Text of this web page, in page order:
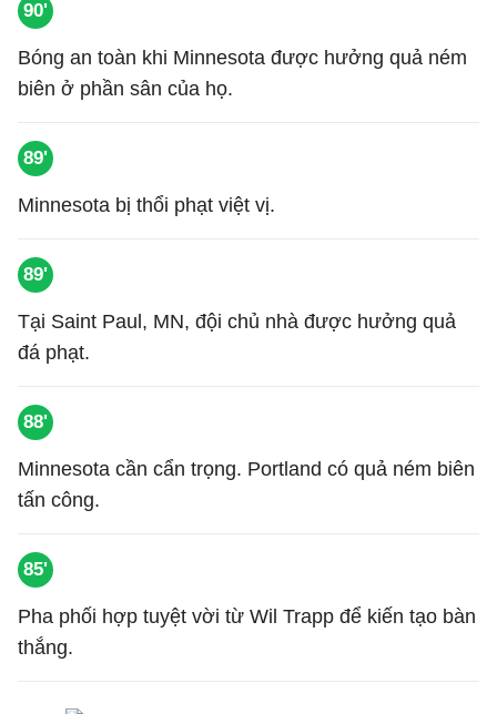
90'
Bóng an toàn khi Minnesota được hưởng quả ném
biên ở phần sân của họ.
89'
Minnesota bị thổi phạt việt vị.
89'
Tại Saint Paul, MN, đội chủ nhà được hưởng quả
đá phạt.
88'
Minnesota cần cẩn trọng. Portland có quả ném biên
tấn công.
85'
Pha phối hợp tuyệt vời từ Wil Trapp để kiến tạo bàn
thắng.